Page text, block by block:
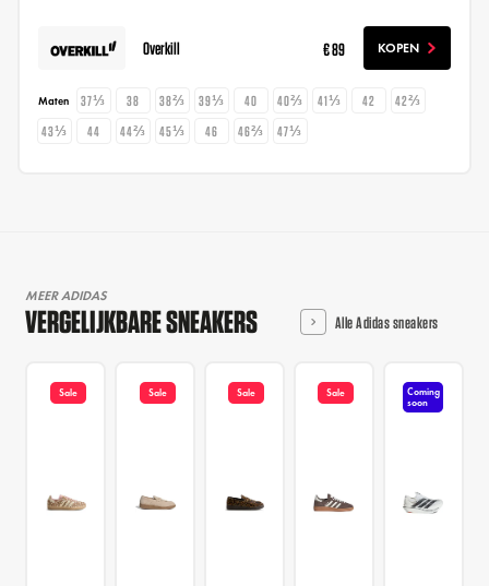
Overkill € 89 KOPEN
Maten 37⅓ 38 38⅔ 39⅓ 40 40⅔ 41⅓ 42
42⅔
43⅓
44 44⅔ 45⅓ 46 46⅔ 47⅓
MEER ADIDAS
VERGELIJKBARE SNEAKERS Alle Adidas sneakers
Sale Sale Sale Sale
Coming
soon